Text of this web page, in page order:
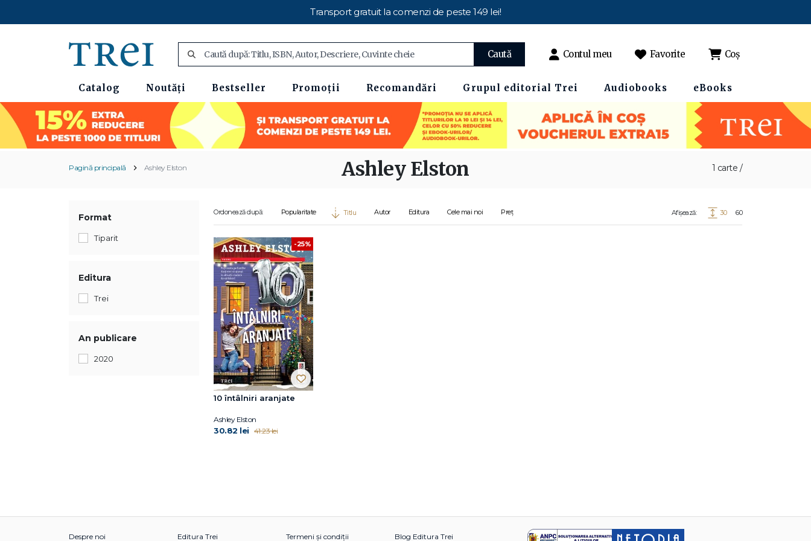
Transport gratuit la comenzi de peste 149 lei!
Caută Contul meu Favorite Coș
Catalog Noutăți Bestseller Promoții Recomandări Grupul editorial Trei Audiobooks eBooks
Pagină principală Ashley Elston 1 carte /
Ashley Elston
Format
Tiparit
Editura
Trei
An publicare
2020
Ordonează după: Popularitate Titlu Autor Editura Cele mai noi Preț Afișează: 30 60
-25%
10 întâlniri aranjate
Ashley Elston
30.82 lei 41.23 lei
Despre noi Editura Trei Termeni și condiții Blog Editura Trei